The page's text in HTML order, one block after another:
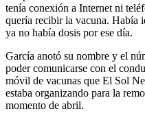
tenía conexión a Internet ni
quería recibir la vacuna. Había
ya no había dosis por ese día.
García anotó su nombre y el
poder comunicarse con el
móvil de vacunas que El Sol
estaba organizando para la
momento de abril.